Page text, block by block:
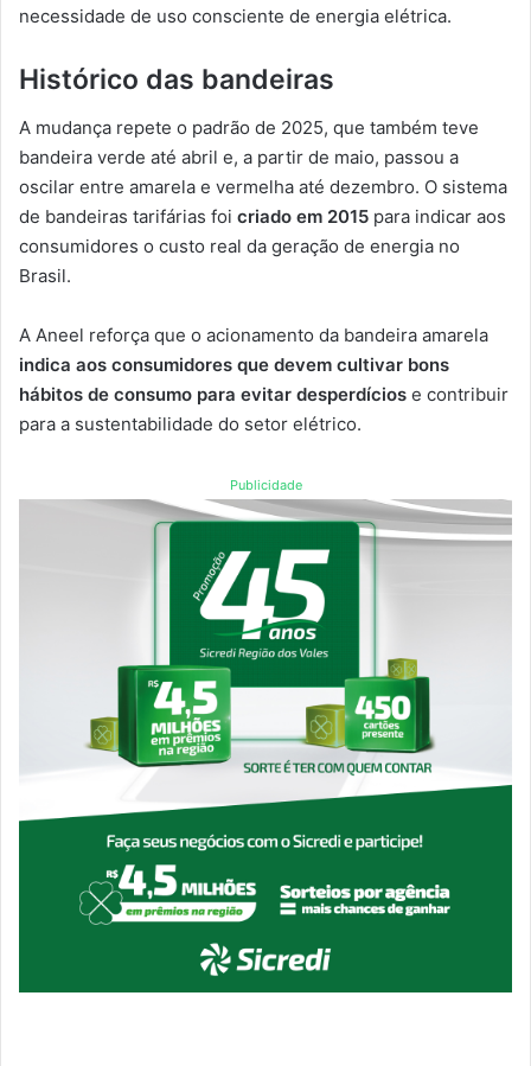
necessidade de uso consciente de energia elétrica.
Histórico das bandeiras
A mudança repete o padrão de 2025, que também teve
bandeira verde até abril e, a partir de maio, passou a
oscilar entre amarela e vermelha até dezembro. O sistema
de bandeiras tarifárias foi criado em 2015 para indicar aos
consumidores o custo real da geração de energia no
Brasil.
A Aneel reforça que o acionamento da bandeira amarela
indica aos consumidores que devem cultivar bons
hábitos de consumo para evitar desperdícios e contribuir
para a sustentabilidade do setor elétrico.
Publicidade